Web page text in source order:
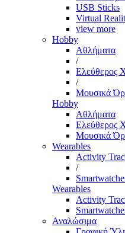
USB Sticks
Virtual
view more
Hobby
Αθλήματα
/
Ελεύθερος
/
Μουσικά
Hobby
Αθλήματα
Ελεύθερος
Μουσικά
Wearables
Activity
/
Wearables
Activity
Αναλώσιμα